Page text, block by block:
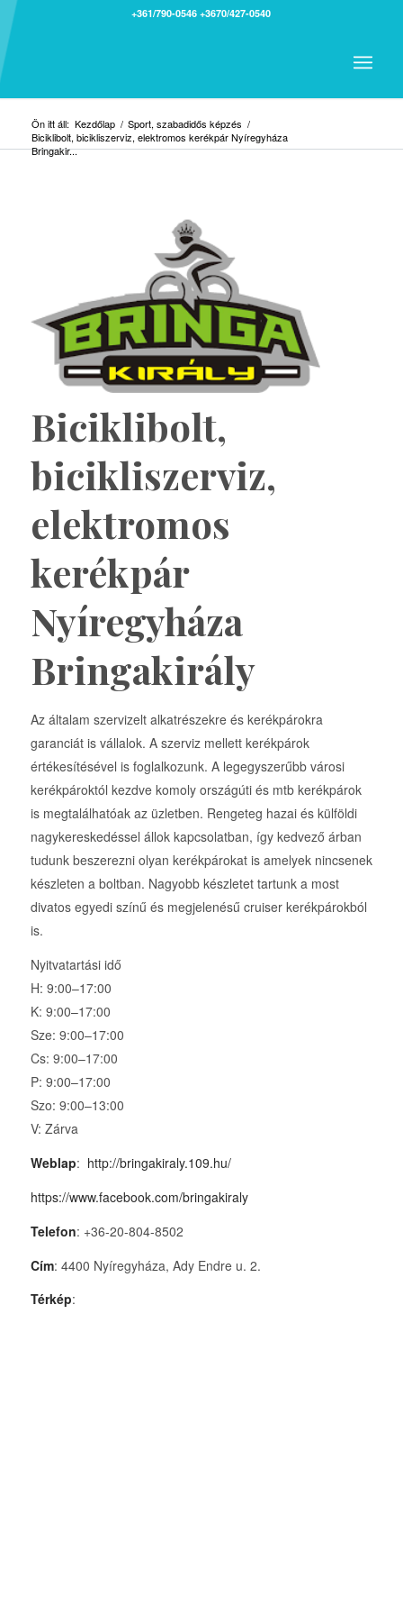
+361/790-0546 +3670/427-0540
Ön itt áll: Kezdőlap / Sport, szabadidős képzés /
Biciklibolt, bicikliszerviz, elektromos kerékpár Nyíregyháza
Bringakir...
Biciklibolt,
bicikliszerviz,
elektromos
kerékpár
Nyíregyháza
Bringakirály
Az általam szervizelt alkatrészekre és kerékpárokra
garanciát is vállalok. A szerviz mellett kerékpárok
értékesítésével is foglalkozunk. A legegyszerűbb városi
kerékpároktól kezdve komoly országúti és mtb kerékpárok
is megtalálhatóak az üzletben. Rengeteg hazai és külföldi
nagykereskedéssel állok kapcsolatban, így kedvező árban
tudunk beszerezni olyan kerékpárokat is amelyek nincsenek
készleten a boltban. Nagyobb készletet tartunk a most
divatos egyedi színű és megjelenésű cruiser kerékpárokból
is.
Nyitvatartási idő
H: 9:00–17:00
K: 9:00–17:00
Sze: 9:00–17:00
Cs: 9:00–17:00
P: 9:00–17:00
Szo: 9:00–13:00
V: Zárva
Weblap: http://bringakiraly.109.hu/
https://www.facebook.com/bringakiraly
Telefon: +36-20-804-8502
Cím: 4400 Nyíregyháza, Ady Endre u. 2.
Térkép: